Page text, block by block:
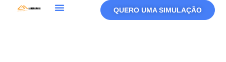
QUERO UMA SIMULAÇÃO